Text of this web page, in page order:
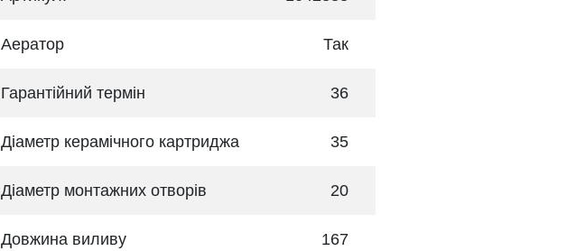
Аератор Так
Гарантійний термін 36
Діаметр керамічного картриджа 35
Діаметр монтажних отворів 20
Довжина виливу 167